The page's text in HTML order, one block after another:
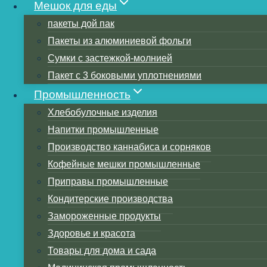
Мешок для еды
пакеты дой пак
Пакеты из алюминиевой фольги
Сумки с застежкой-молнией
Пакет с 3 боковыми уплотнениями
Промышленность
Хлебобулочные изделия
Напитки промышленные
Производство каннабиса и сорняков
Кофейные мешки промышленные
Приправы промышленные
Кондитерские производства
Замороженные продукты
Здоровье и красота
Товары для дома и сада
Оглавление
Как долго продукты могут оставаться
Как долго мука может храниться в
Каков срок годности муки?
Как долго хранить муку Как лучше
Почему портится мука
Срок годности муки истекает?
Как долго сахар хранится в майларе?